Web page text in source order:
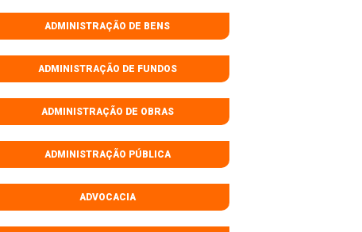
ADMINISTRAÇÃO DE BENS
ADMINISTRAÇÃO DE FUNDOS
ADMINISTRAÇÃO DE OBRAS
ADMINISTRAÇÃO PÚBLICA
ADVOCACIA